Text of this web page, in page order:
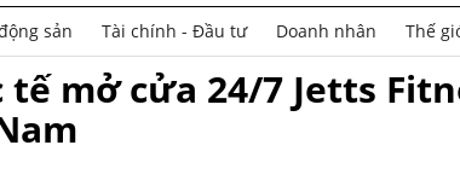
sản Tài chính - Đầu tư Doanh nhân Thế
tế mở cửa 24/7 Jetts